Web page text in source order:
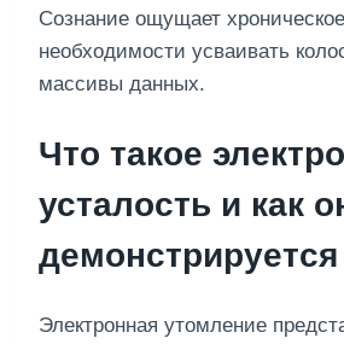
Сознание ощущает
необходимости усваивать
массивы данных.
Что такое
усталость и как
демонстрируется
Электронная утомление